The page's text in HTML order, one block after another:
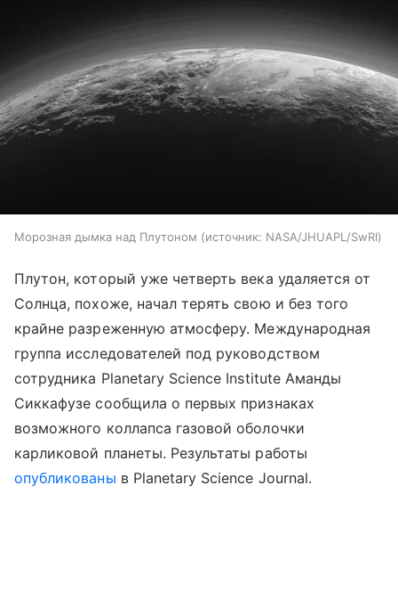
Морозная дымка над Плутоном источник: NASA/JHUAPL/SwRI
Плутон, который уже четверть века удаляется от
Солнца, похоже, начал терять свою и без того
крайне разреженную атмосферу. Международная
группа исследователей под руководством
сотрудника Planetary Science Institute Аманды
Сиккафузе сообщила о первых признаках
возможного коллапса газовой оболочки
карликовой планеты. Результаты работы
опубликованы в Planetary Science Journal.